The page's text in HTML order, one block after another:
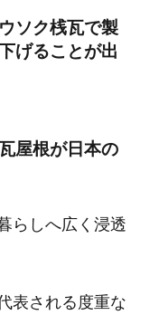
ソク桟瓦で製
げることが出
屋根が日本の
らしへ広く浸透
表される度重な